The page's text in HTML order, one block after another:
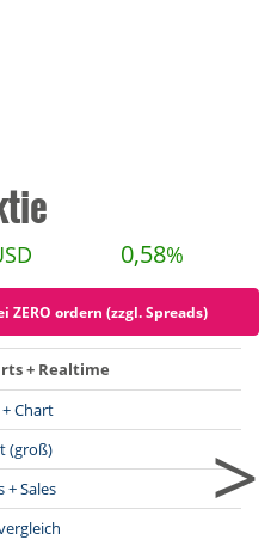
0,58%
ZERO ordern (zzgl. Spreads)
+ Realtime
Chart
(groß)
+ Sales
>